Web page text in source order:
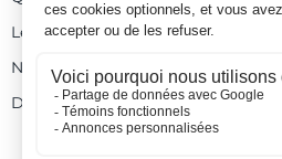
Les espaces
Nos prestations
Devenez bénévole